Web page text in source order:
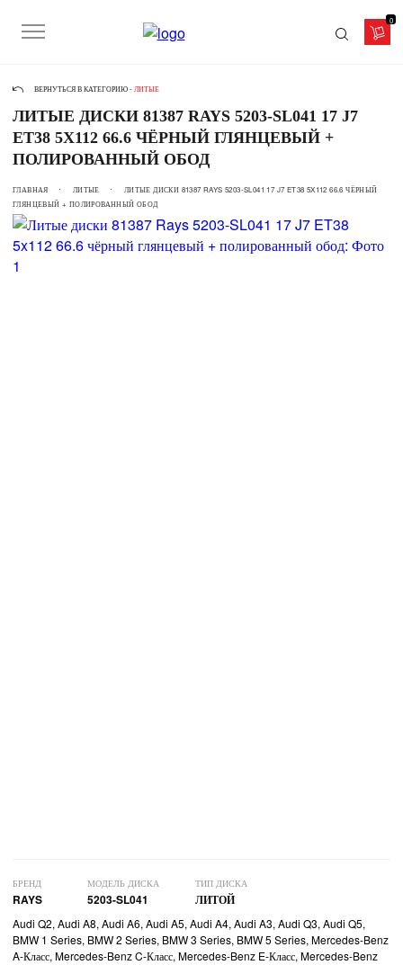
0
ВЕРНУТЬСЯ В КАТЕГОРИЮ - ЛИТЫЕ
ЛИТЫЕ ДИСКИ 81387 RAYS 5203-SL041 17 J7
ET38 5X112 66.6 ЧЁРНЫЙ ГЛЯНЦЕВЫЙ +
ПОЛИРОВАННЫЙ ОБОД
ГЛАВНАЯ ЛИТЫЕ
ЛИТЫЕ ДИСКИ 81387 RAYS 5203-SL041 17 J7 ET38 5X112 66.6 ЧЁРНЫЙ
ГЛЯНЦЕВЫЙ + ПОЛИРОВАННЫЙ ОБОД
БРЕНД
RAYS
МОДЕЛЬ ДИСКА
5203-SL041
ТИП ДИСКА
ЛИТОЙ
Audi Q2, Audi A8, Audi A6, Audi A5, Audi A4, Audi A3, Audi Q3, Audi Q5,
BMW 1 Series, BMW 2 Series, BMW 3 Series, BMW 5 Series, Mercedes-Benz
A-Класс, Mercedes-Benz C-Класс, Mercedes-Benz E-Класс, Mercedes-Benz